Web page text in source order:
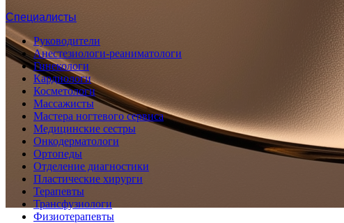
Специалисты
Руководители
Анестезиологи-реаниматологи
Гинекологи
Кардиологи
Косметологи
Массажисты
Мастера ногтевого сервиса
Медицинские сестры
Онкодерматологи
Ортопеды
Отделение диагностики
Пластические хирурги
Терапевты
Трансфузиологи
Физиотерапевты